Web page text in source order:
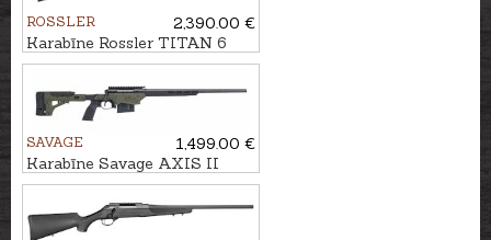
ROSSLER
2,390.00 €
Karabīne Rossler TITAN 6
Hunter kal. .300Win.Mag.
SAVAGE
1,499.00 €
Karabīne Savage AXIS II
Precision kal. 6,5 Creedmoor